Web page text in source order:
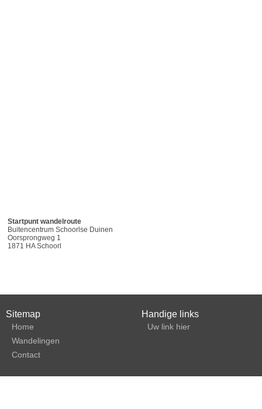
Startpunt wandelroute
Buitencentrum Schoorlse Duinen
Oorsprongweg 1
1871 HA Schoorl
Sitemap
Home
Wandelingen
Contact
Handige links
Uw link hier